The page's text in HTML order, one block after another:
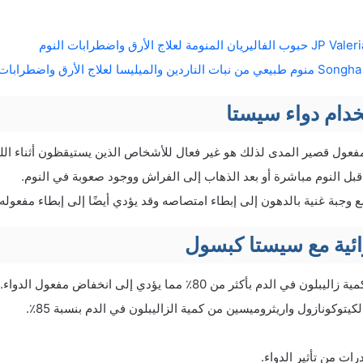
دواء سيستا
مفعول قصير المدى لذلك هو غير فعال للأشخاص الذين يستيقظون أثناء
وجبة غنية بالدهون إلى إبطاء امتصاصه وقد يؤدي أيضًا إلى إبطاء
مع سيستا كبسول
الدم بأكثر من 80٪ مما يؤدي إلى انخفاض مفعول الدواء.
واريثروميسين من كمية الزاليبلون في الدم بنسبة 85٪.
من تأثير الدواء.